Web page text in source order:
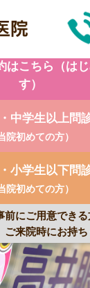
はこちら（は
す）
中学生以上問
院初めての方）
小学生以下問
院初めての方）
にご用意できる
来院時にお持ち